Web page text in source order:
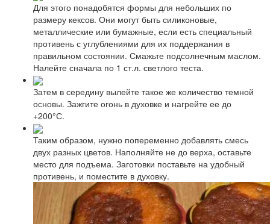
Для этого понадобятся формы для небольших по
размеру кексов. Они могут быть силиконовые,
металлические или бумажные, если есть специальный
противень с углублениями для их поддержания в
правильном состоянии. Смажьте подсолнечным маслом.
Налейте сначала по 1 ст.л. светлого теста.
Затем в середину вылейте такое же количество темной
основы. Зажгите огонь в духовке и нагрейте ее до
+200°С.
Таким образом, нужно попеременно добавлять смесь
двух разных цветов. Наполняйте не до верха, оставьте
место для подъема. Заготовки поставьте на удобный
противень, и поместите в духовку.